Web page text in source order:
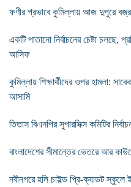
ফণীর প্রভাবে কুমিল্লায় আজ দুপুরে
একটি পাতানো নির্বাচনের চেষ্টা
আসিফ
কুমিল্লায় শিক্ষার্থীদের ওপর হামলা:
আসামি
তিতাস বিএনপির সুপারসিক্স কমিটির
বাংলাদেশের সীমান্তের ভেতরে আর
নবীনগরে হলি চাইল্ড প্রি-ক্যাডট